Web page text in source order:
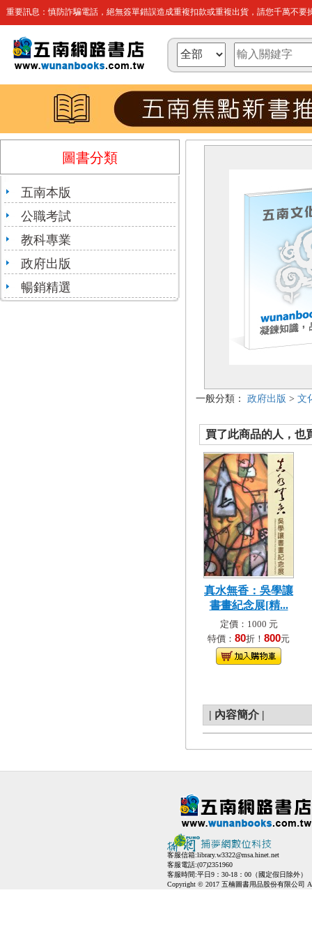
重要訊息：慎防詐騙電話，絕無簽單錯誤造成重複扣款或重複出貨，請您千萬不要
圖書分類
五南本版
公職考試
教科專業
政府出版
暢銷精選
一般分類： 政府出版 > 文
買了此商品的人，也
真水無香：吳學讓
書畫紀念展[精...
定價：1000 元
特價： 80折！ 800元
| 內容簡介 |
客服信箱:library.w3322@msa.hinet.net
客服電話:(07)2351960
客服時間:平日9：30-18：00（國定假日除外）
Copyright © 2017 五楠圖書用品股份有限公司